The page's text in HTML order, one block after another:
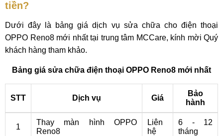
tiền?
Dưới đây là bảng giá dịch vụ sửa chữa cho điện thoại
OPPO Reno8 mới nhất tại trung tâm MCCare, kính mời Quý
khách hàng tham khảo.
Bảng giá sửa chữa điện thoại OPPO Reno8 mới nhất
STT Dịch vụ Giá
Bảo
hành
1
Thay màn hình OPPO
Reno8
Liên
hệ
6 - 12
tháng